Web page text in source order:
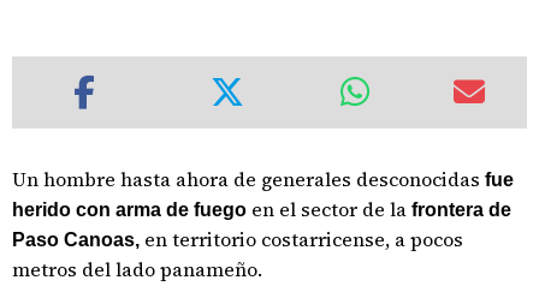
Un hombre hasta ahora de generales desconocidas fue
herido con arma de fuego en el sector de la frontera de
Paso Canoas, en territorio costarricense, a pocos
metros del lado panameño.